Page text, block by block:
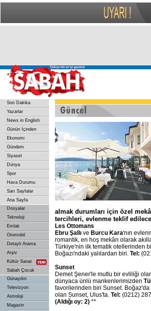
Son Dakika
Yazarlar
News in English
Günün İçinden
Ekonomi
Gündem
Siyaset
Dünya
Spor
Hava Durumu
Sarı Sayfalar
Ana Sayfa
Dosyalar
Teknoloji
Emlak
Otomobil
Detaylı Arama
Arşiv
Kültür Sanat
Sabah Çocuk
Günaydın
Televizyon
Astroloji
Magazin
almak durumları için özel
tercihleri, evlenme teklif
Les Ottomans
Ebru Şallı ve Burcu Kara'nın
romantik, en hoş mekân olarak
Türkiye'nin ilk tematik otellerinden
Boğazı'ndaki yalılardan biri. Tel:
Sunset
Demet Şener'le mutlu bir evliliği
dünyaca ünlü mankenlerimizden
favorilerinden biri Sunset. Boğaz'da
olan Sunset, Ulus'ta. Tel: (0212)
(Aldığı oy: 2) **